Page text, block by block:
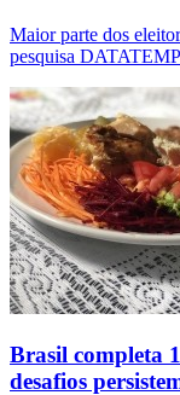
Maior parte dos
pesquisa
Brasil completa
desafios